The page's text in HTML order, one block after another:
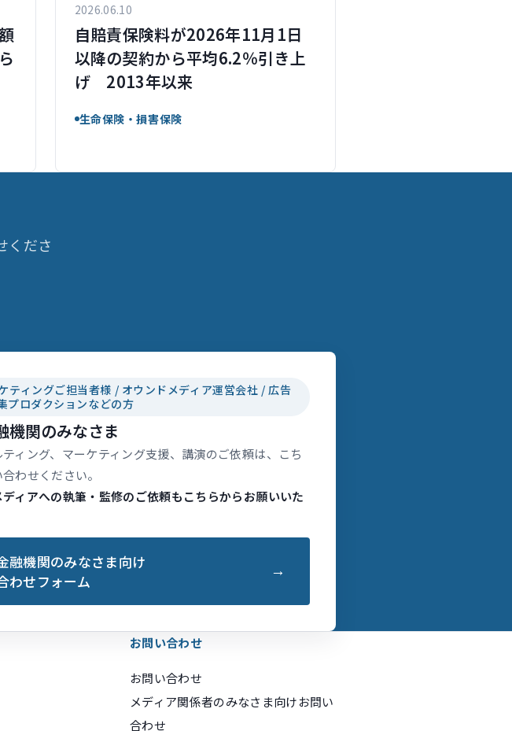
2026.06.10
自賠責保険料が2026年11月1日
以降の契約から平均6.2％引き上
げ 2013年以来
生命保険・損害保険
くださ
ティングご担当者様 / オウンドメディア運営会社 / 広告
プロダクションなどの方
機関のみなさま
ィング、マーケティング支援、講演のご依頼は、こち
わせください。
ィアへの執筆・監修のご依頼もこちらからお願いいた
融機関のみなさま向け
わせフォーム
お問い合わせ
お問い合わせ
メディア関係者のみなさま向けお問い
合わせ